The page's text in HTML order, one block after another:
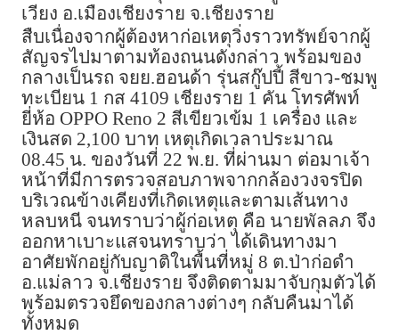
เวียง อ.เมืองเชียงราย จ.เชียงราย
สืบเนื่องจากผู้ต้องหาก่อเหตุวิ่งราวทรัพย์จากผู้
สัญจรไปมาตามท้องถนนดังกล่าว พร้อมของ
กลางเป็นรถ จยย.ฮอนด้า รุ่นสกู๊ปปี้ สีขาว-ชมพู
ทะเบียน 1 กส 4109 เชียงราย 1 คัน โทรศัพท์
ยี่ห้อ OPPO Reno 2 สีเขียวเข้ม 1 เครื่อง และ
เงินสด 2,100 บาท เหตุเกิดเวลาประมาณ
08.45 น. ของวันที่ 22 พ.ย. ที่ผ่านมา ต่อมาเจ้า
หน้าที่มีการตรวจสอบภาพจากกล้องวงจรปิด
บริเวณข้างเคียงที่เกิดเหตุและตามเส้นทาง
หลบหนี จนทราบว่าผู้ก่อเหตุ คือ นายพัลลภ จึง
ออกหาเบาะแสจนทราบว่า ได้เดินทางมา
อาศัยพักอยู่กับญาติในพื้นที่หมู่ 8 ต.ป่าก่อดำ
อ.แม่ลาว จ.เชียงราย จึงติดตามมาจับกุมตัวได้
พร้อมตรวจยึดของกลางต่างๆ กลับคืนมาได้
ทั้งหมด